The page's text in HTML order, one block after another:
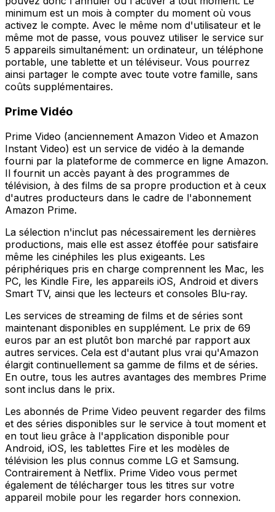
minimum est un mois à compter du moment où vous
activez le compte. Avec le même nom d'utilisateur et le
même mot de passe, vous pouvez utiliser le service sur
5 appareils simultanément: un ordinateur, un téléphone
portable, une tablette et un téléviseur. Vous pourrez
ainsi partager le compte avec toute votre famille, sans
coûts supplémentaires.
Prime Vidéo
Prime Video (anciennement Amazon Video et Amazon
Instant Video) est un service de vidéo à la demande
fourni par la plateforme de commerce en ligne Amazon.
Il fournit un accès payant à des programmes de
télévision, à des films de sa propre production et à ceux
d'autres producteurs dans le cadre de l'abonnement
Amazon Prime.
La sélection n'inclut pas nécessairement les dernières
productions, mais elle est assez étoffée pour satisfaire
même les cinéphiles les plus exigeants. Les
périphériques pris en charge comprennent les Mac, les
PC, les Kindle Fire, les appareils iOS, Android et divers
Smart TV, ainsi que les lecteurs et consoles Blu-ray.
Les services de streaming de films et de séries sont
maintenant disponibles en supplément. Le prix de 69
euros par an est plutôt bon marché par rapport aux
autres services. Cela est d'autant plus vrai qu'Amazon
élargit continuellement sa gamme de films et de séries.
En outre, tous les autres avantages des membres Prime
sont inclus dans le prix.
Les abonnés de Prime Video peuvent regarder des films
et des séries disponibles sur le service à tout moment et
en tout lieu grâce à l'application disponible pour
Android, iOS, les tablettes Fire et les modèles de
télévision les plus connus comme LG et Samsung.
Contrairement à Netflix. Prime Video vous permet
également de télécharger tous les titres sur votre
appareil mobile pour les regarder hors connexion.